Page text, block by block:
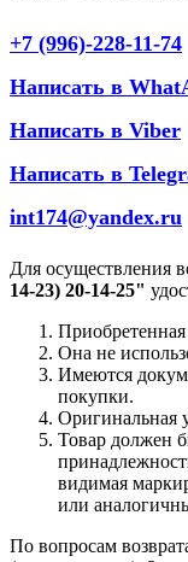
+7 (996)-228-11-74
Написать в
Написать в Viber
Написать в
int174@yandex.ru
Для осуществления
14-23) 20-14-25"
Приобретенная
Она не
Имеются
покупки.
Оригинальная
Товар должен
видимая
или
По вопросам